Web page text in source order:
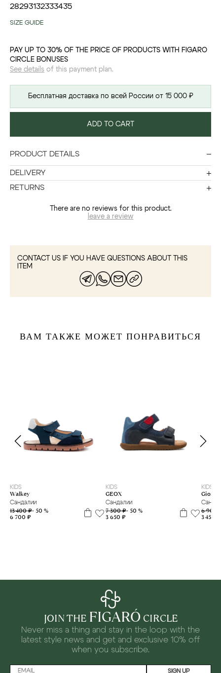
28293132333435
SIZE GUIDE
PAY UP TO 30% OF THE PRICE OF PRODUCTS WITH FIGARO
CIRCLE BONUSES
See details of this payment plan.
Бесплатная доставка по всей России от 15 000 ₽
ADD TO CART
PRODUCT DETAILS
DELIVERY
RETURNS
There are no reviews for this product.
leave a review
CONTACT US IF YOU HAVE QUESTIONS ABOUT THIS
ITEM
ВАМ ТАКЖЕ МОЖЕТ ПОНРАВИТЬСЯ
KIDS
Walkey
Сандалии
13 400 ₽- 50 %
6 700 ₽
KIDS
GEOX
Сандалии
7 300 ₽- 50 %
3 650 ₽
KIDS
6 900
3 450 ₽
JOIN THE FIGARÓ CIRCLE
Never miss a thing and stay in the loop with the
latest style news and get and exclusive 10% off
when you subscribe.
SIGN UP